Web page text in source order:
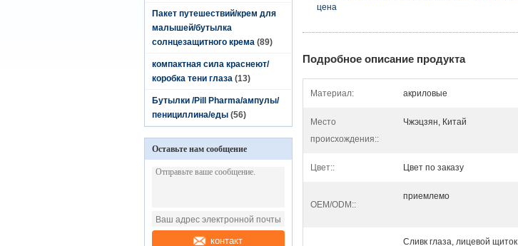
Пакет путешествий/крем для
малышей/бутылка
солнцезащитного крема (89)
компактная сила краснеют/
коробка тени глаза (13)
Бутылки /Pill Pharma/ампулы/
пенициллина/еды (56)
Оставьте нам сообщение
контакт
цена
Подробное описание продукта
Материал: акриловые
Место
происхождения::
Чжэцзян, Китай
Цвет:: Цвет по заказу
OEM/ODM::
приемлемо
Сливк глаза, лицевой щиток